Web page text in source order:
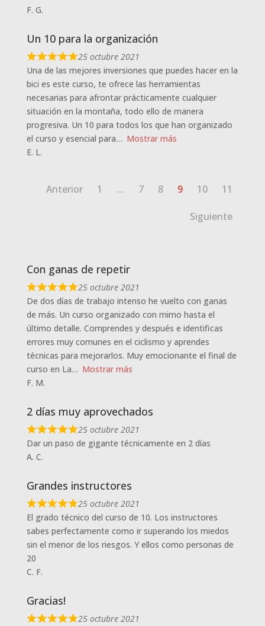
F. G.
Un 10 para la organización
25 octubre 2021
Una de las mejores inversiones que puedes hacer en la
bici es este curso, te ofrece las herramientas
necesarias para afrontar prácticamente cualquier
situación en la montaña, todo ello de manera
progresiva. Un 10 para todos los que han organizado
el curso y esencial para
Mostrar más
E. L.
Navegación
sitio
Anterior Página
1 … Página
7 Página
8 Página
9 Página
10 Página
11
Siguiente
Con ganas de repetir
25 octubre 2021
De dos días de trabajo intenso he vuelto con ganas
de más. Un curso organizado con mimo hasta el
último detalle. Comprendes y después e identificas
errores muy comunes en el ciclismo y aprendes
técnicas para mejorarlos. Muy emocionante el final de
curso en La
Mostrar más
F. M.
2 días muy aprovechados
25 octubre 2021
Dar un paso de gigante técnicamente en 2 días
A. C.
Grandes instructores
25 octubre 2021
El grado técnico del curso de 10. Los instructores
sabes perfectamente como ir superando los miedos
sin el menor de los riesgos. Y ellos como personas de
20
C. F.
Gracias!
25 octubre 2021